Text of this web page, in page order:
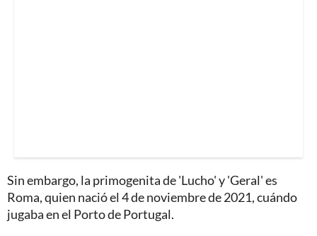
Sin embargo, la primogenita de 'Lucho' y 'Geral' es
Roma, quien nació el 4 de noviembre de 2021, cuándo
jugaba en el Porto de Portugal.